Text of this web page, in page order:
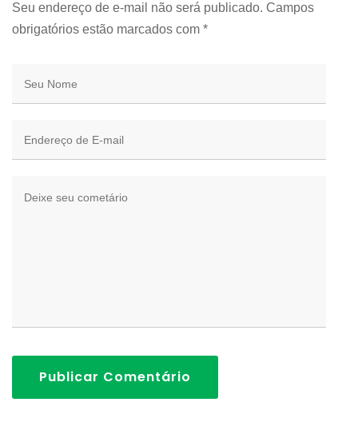
Seu endereço de e-mail não será publicado. Campos
obrigatórios estão marcados com *
Publicar Comentário